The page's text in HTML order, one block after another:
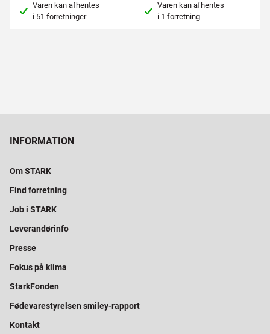
Varen kan afhentes
i 51 forretninger
Varen kan afhentes
i 1 forretning
INFORMATION
Om STARK
Find forretning
Job i STARK
Leverandørinfo
Presse
Fokus på klima
StarkFonden
Fødevarestyrelsen smiley-rapport
Kontakt